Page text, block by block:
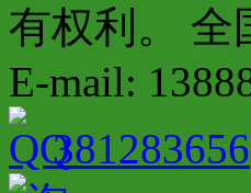
有权利。 全
E-mail:
381283656